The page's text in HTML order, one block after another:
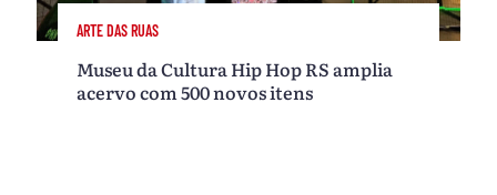
ARTE DAS RUAS
Museu da Cultura Hip Hop RS amplia
acervo com 500 novos itens